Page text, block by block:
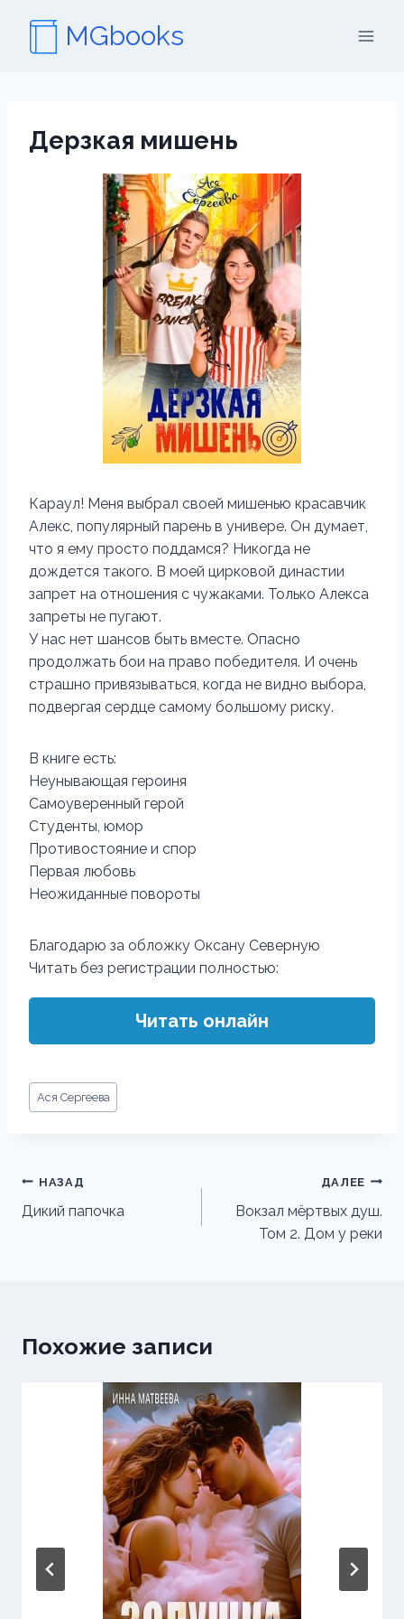
содержимому
MGbooks
Дерзкая мишень
Караул! Меня выбрал своей мишенью красавчик
Алекс, популярный парень в универе. Он думает,
что я ему просто поддамся? Никогда не
дождется такого. В моей цирковой династии
запрет на отношения с чужаками. Только Алекса
запреты не пугают.
У нас нет шансов быть вместе. Опасно
продолжать бои на право победителя. И очень
страшно привязываться, когда не видно выбора,
подвергая сердце самому большому риску.
В книге есть:
Неунывающая героиня
Самоуверенный герой
Студенты, юмор
Противостояние и спор
Первая любовь
Неожиданные повороты
Благодарю за обложку Оксану Северную
Читать без регистрации полностью:
Читать онлайн
Метки
записи:
Ася Сергеева
Навигация
по
НАЗАД
Дикий папочка
ДАЛЕЕ
Вокзал мёртвых душ.
Том 2. Дом у реки
Похожие записи